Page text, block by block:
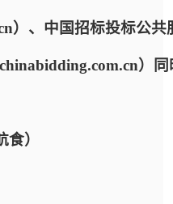
）、中国招标投标公
）
）